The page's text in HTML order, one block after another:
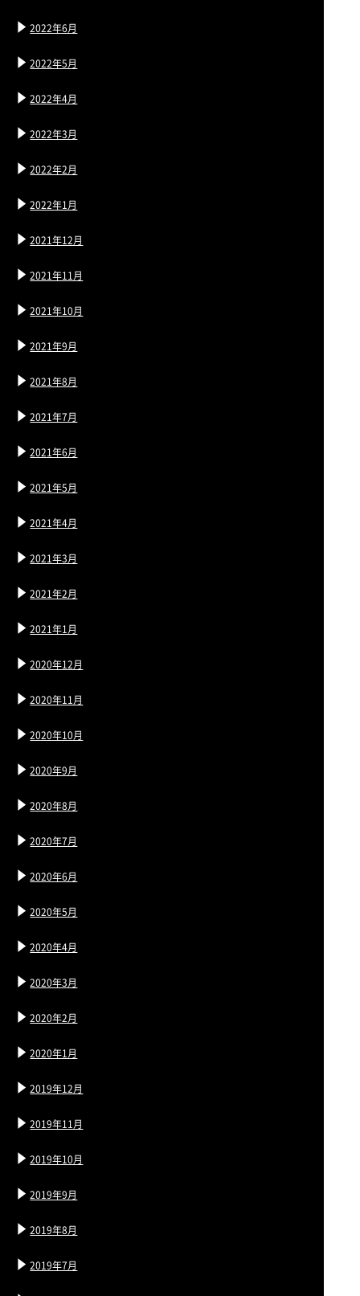
2022年6月
2022年5月
2022年4月
2022年3月
2022年2月
2022年1月
2021年12月
2021年11月
2021年10月
2021年9月
2021年8月
2021年7月
2021年6月
2021年5月
2021年4月
2021年3月
2021年2月
2021年1月
2020年12月
2020年11月
2020年10月
2020年9月
2020年8月
2020年7月
2020年6月
2020年5月
2020年4月
2020年3月
2020年2月
2020年1月
2019年12月
2019年11月
2019年10月
2019年9月
2019年8月
2019年7月